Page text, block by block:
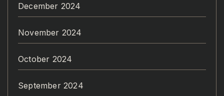
December 2024
November 2024
October 2024
September 2024